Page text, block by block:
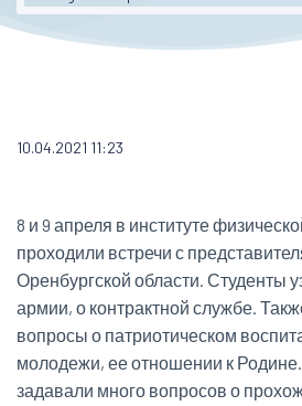
10.04.2021 11:23
8 и 9 апреля в институте
проходили встречи с
Оренбургской области. Студенты
армии, о контрактной службе.
вопросы о патриотическом
молодежи, ее отношении к
задавали много вопросов о